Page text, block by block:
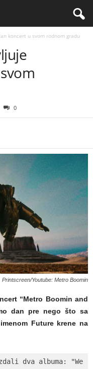
koncert u svom rodnom gradu
0
Printscreen/Youtube: Metro Boomin
“Metro Boomin and
dan pre nego što sa
Future krene na
dva albuma: "We